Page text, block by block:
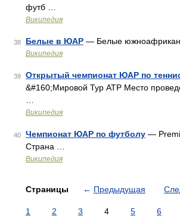
футб …
Википедия
38 Белые в ЮАР — Белые
Википедия
39 Открытый чемпионат ЮАР по
&#160;Мировой Тур ATP Место
Википедия
40 Чемпионат ЮАР по футболу —
Страна …
Википедия
Страницы ← Предыдущая
1 2 3 4 5 6